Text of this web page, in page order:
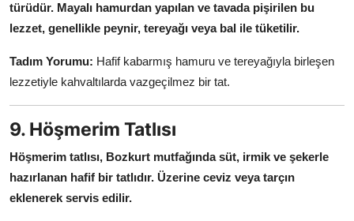
türüdür. Mayalı hamurdan yapılan ve tavada pişirilen bu
lezzet, genellikle peynir, tereyağı veya bal ile tüketilir.
Tadım Yorumu: Hafif kabarmış hamuru ve tereyağıyla birleşen
lezzetiyle kahvaltılarda vazgeçilmez bir tat.
9. Höşmerim Tatlısı
Höşmerim tatlısı, Bozkurt mutfağında süt, irmik ve şekerle
hazırlanan hafif bir tatlıdır. Üzerine ceviz veya tarçın
eklenerek servis edilir.